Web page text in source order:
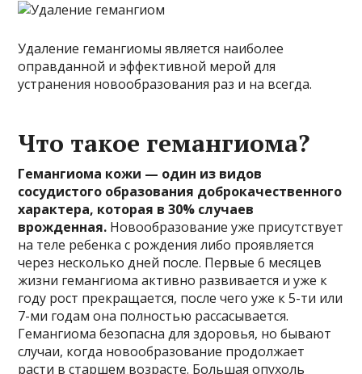
Удаление гемангиомы является наиболее
оправданной и эффективной мерой для
устранения новообразования раз и на всегда.
Что такое гемангиома?
Гемангиома кожи — один из видов
сосудистого образования доброкачественного
характера, которая в 30% случаев
врожденная. Новообразование уже присутствует
на теле ребенка с рождения либо проявляется
через несколько дней после. Первые 6 месяцев
жизни гемангиома активно развивается и уже к
году рост прекращается, после чего уже к 5-ти или
7-ми годам она полностью рассасывается.
Гемангиома безопасна для здоровья, но бывают
случаи, когда новообразование продолжает
расти в старшем возрасте. Большая опухоль